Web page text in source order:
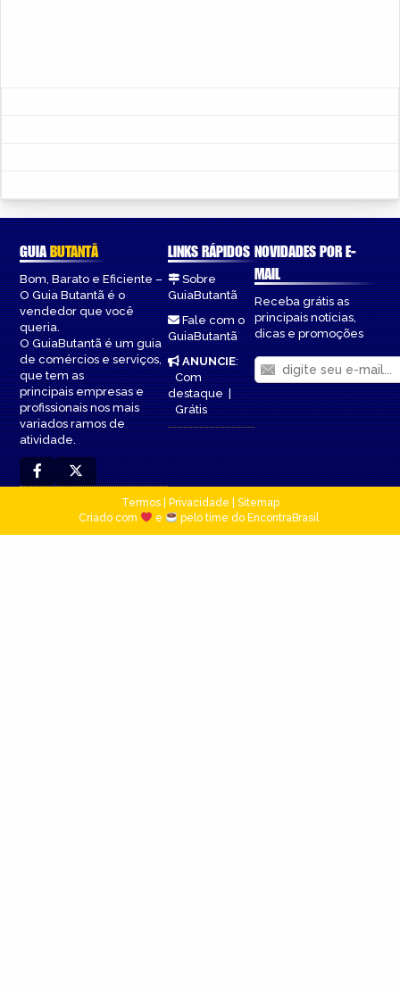
GUIABUTANTÃ
Bom, Barato e Eficiente –
O Guia Butantã é o
vendedor que você
queria.
O GuiaButantã é um guia
de comércios e serviços,
que tem as
principais empresas e
profissionais nos mais
variados ramos de
atividade.
LINKS RÁPIDOS
Sobre
GuiaButantã
Fale com o
GuiaButantã
ANUNCIE:
Com
destaque|
Grátis
NOVIDADES POR E-
MAIL
Receba grátis as
principais notícias,
dicas e promoções
Termos| Privacidade
Sitemap
Criado com
e pelo time do EncontraBrasil